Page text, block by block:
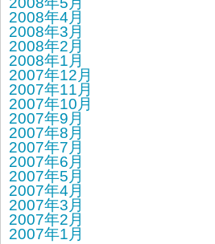
2008年4月
2008年3月
2008年2月
2008年1月
2007年12月
2007年11月
2007年10月
2007年9月
2007年8月
2007年7月
2007年6月
2007年5月
2007年4月
2007年3月
2007年2月
2007年1月